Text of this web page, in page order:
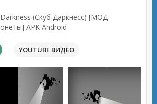
(Скуб Даркнесс) [МОД
APK Android
YOUTUBE ВИДЕО